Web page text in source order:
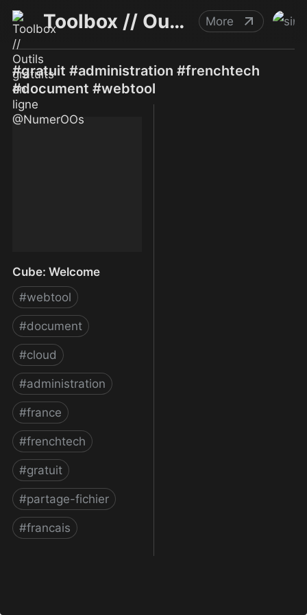
Toolbox // Outils gratuits en ligne @NumerOOs More
#gratuit #administration #frenchtech
#document #webtool
Cube: Welcome
#webtool
#document
#cloud
#administration
#france
#frenchtech
#gratuit
#partage-fichier
#francais